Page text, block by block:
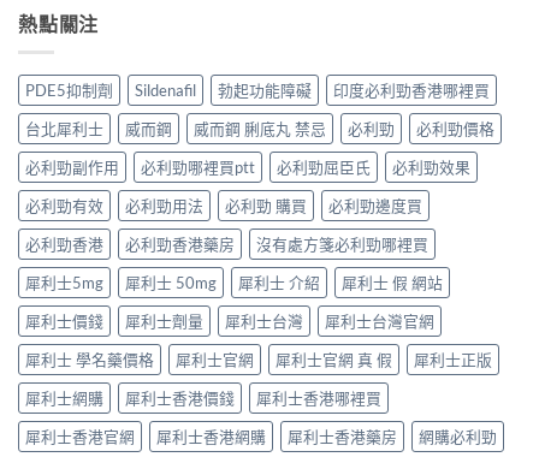
真
相，
孕
男
性
必
讀〉
中
實
體
＋
醫
學
真
相
大
公
開〉
中
印
20〉
中
作
凍
威
嘅
速
效
話
術
要
打
折
讀〉
中
士
5mg
食
先
有
效？
冇
效
嘅
原
因
逐
個
捉
——
藥
師：
九
成
「冇
效」
熱點關注
PDE5抑制劑 Sildenafil 勃起功能障礙
印度必利勁香港哪裡買
台北犀利士
威而鋼 威而鋼 脷底丸 禁忌 必利勁
必利勁價格
必利勁副作用
必利勁哪裡買ptt 必利勁屈臣氏
必利勁效果
必利勁有效
必利勁用法 必利勁 購買
必利勁邊度買
必利勁香港
必利勁香港藥房
沒有處方箋必利勁哪裡買
犀利士5mg
犀利士 50mg 犀利士 介紹
犀利士 假 網站
犀利士價錢
犀利士劑量 犀利士台灣
犀利士台灣官網
犀利士 學名藥價格
犀利士官網 犀利士官網 真 假
犀利士正版
犀利士網購
犀利士香港價錢
犀利士香港哪裡買
犀利士香港官網
犀利士香港網購 犀利士香港藥房
網購必利勁